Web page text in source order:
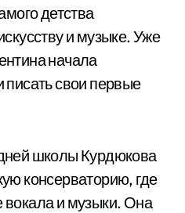
детства
и музыке. Уже
начала
писать свои первые
школы Курдюкова
консерваторию, где
вокала и музыки. Она